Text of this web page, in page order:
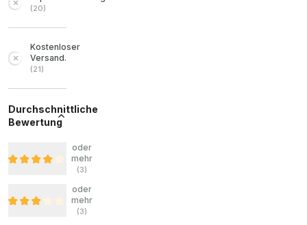
(20)
Kostenloser
Versand.
(21)
Durchschnittliche
Bewertung
oder
mehr
(3)
oder
mehr
(3)